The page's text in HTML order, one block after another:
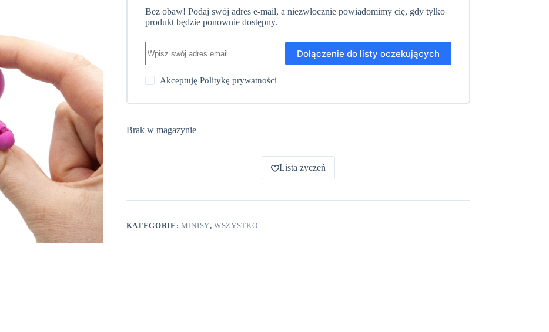
Bez obaw! Podaj swój adres e-mail, a niezwłocznie powiadomimy cię, gdy tylko
produkt będzie ponownie dostępny.
Dołączenie do listy oczekujących
AkceptujęPolitykę prywatności
Brak w magazynie
Lista życzeń
KATEGORIE: MINISY,WSZYSTKO